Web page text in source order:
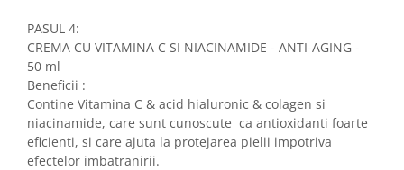
PASUL 4:
CREMA CU VITAMINA C SI NIACINAMIDE - ANTI-AGING -
50 ml
Beneficii :
Contine Vitamina C & acid hialuronic & colagen si
niacinamide, care sunt cunoscute ca antioxidanti foarte
eficienti, si care ajuta la protejarea pielii impotriva
efectelor imbatranirii.